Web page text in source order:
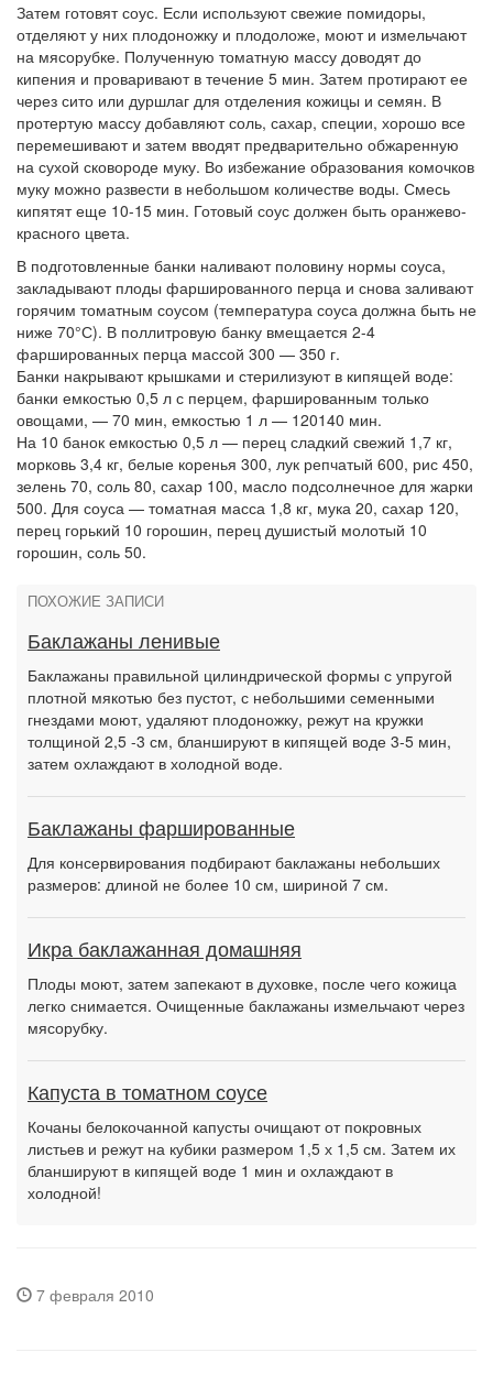
Затем готовят соус. Если используют свежие помидоры,
отделяют у них плодоножку и плодоложе, моют и измельчают
на мясорубке. Полученную томатную массу доводят до
кипения и проваривают в течение 5 мин. Затем протирают ее
через сито или дуршлаг для отделения кожицы и семян. В
протертую массу добавляют соль, сахар, специи, хорошо все
перемешивают и затем вводят предварительно обжаренную
на сухой сковороде муку. Во избежание образования комочков
муку можно развести в небольшом количестве воды. Смесь
кипятят еще 10-15 мин. Готовый соус должен быть оранжево-
красного цвета.
В подготовленные банки наливают половину нормы соуса,
закладывают плоды фаршированного перца и снова заливают
горячим томатным соусом (температура соуса должна быть не
ниже 70°С). В поллитровую банку вмещается 2-4
фаршированных перца массой 300 — 350 г.
Банки накрывают крышками и стерилизуют в кипящей воде:
банки емкостью 0,5 л с перцем, фаршированным только
овощами, — 70 мин, емкостью 1 л — 120140 мин.
На 10 банок емкостью 0,5 л — перец сладкий свежий 1,7 кг,
морковь 3,4 кг, белые коренья 300, лук репчатый 600, рис 450,
зелень 70, соль 80, сахар 100, масло подсолнечное для жарки
500. Для соуса — томатная масса 1,8 кг, мука 20, сахар 120,
перец горький 10 горошин, перец душистый молотый 10
горошин, соль 50.
ПОХОЖИЕ ЗАПИСИ
Баклажаны ленивые
Баклажаны правильной цилиндрической формы с упругой
плотной мякотью без пустот, с небольшими семенными
гнездами моют, удаляют плодоножку, режут на кружки
толщиной 2,5 -3 см, бланшируют в кипящей воде 3-5 мин,
затем охлаждают в холодной воде.
Баклажаны фаршированные
Для консервирования подбирают баклажаны небольших
размеров: длиной не более 10 см, шириной 7 см.
Икра баклажанная домашняя
Плоды моют, затем запекают в духовке, после чего кожица
легко снимается. Очищенные баклажаны измельчают через
мясорубку.
Капуста в томатном соусе
Кочаны белокочанной капусты очищают от покровных
листьев и режут на кубики размером 1,5 х 1,5 см. Затем их
бланшируют в кипящей воде 1 мин и охлаждают в
холодной!
7 февраля 2010